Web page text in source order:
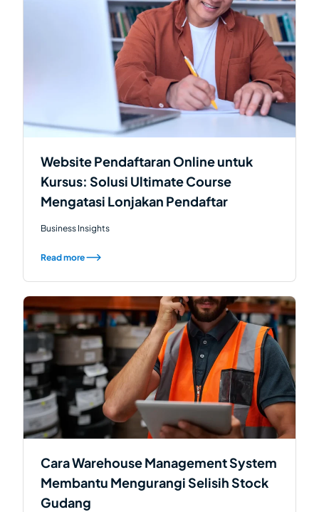
Website Pendaftaran Online untuk
Kursus: Solusi Ultimate Course
Mengatasi Lonjakan Pendaftar
Business Insights
Read more
Cara Warehouse Management System
Membantu Mengurangi Selisih Stock
Gudang